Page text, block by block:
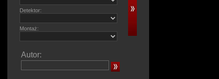
Detektor:
Montaż:
Autor: